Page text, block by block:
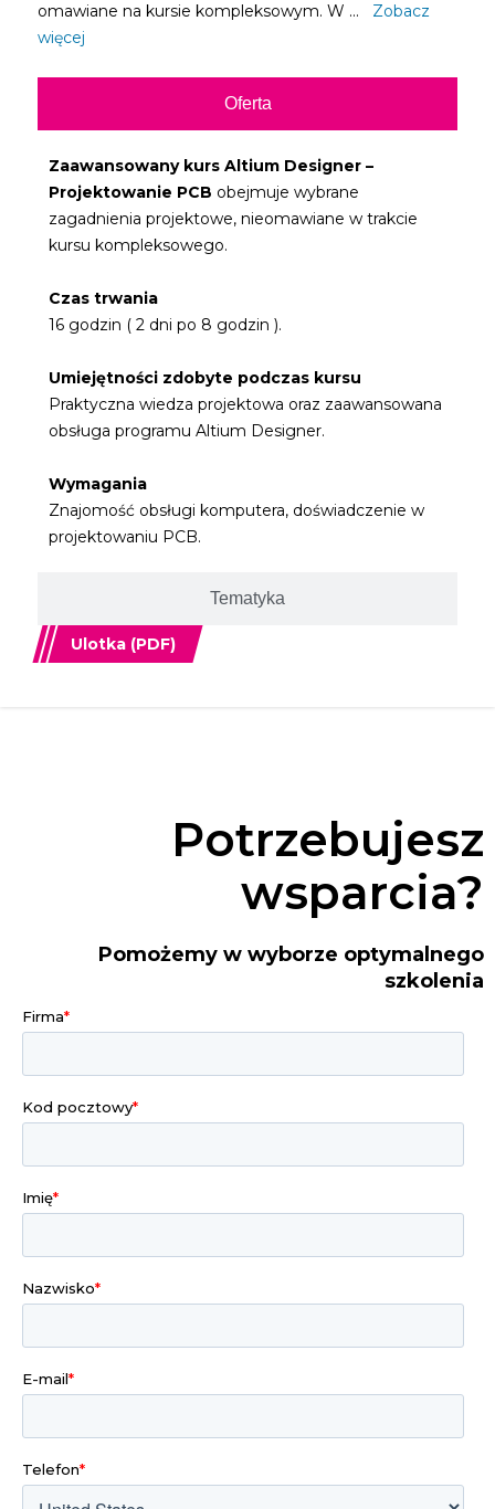
omawiane na kursie kompleksowym. W ...
Zobacz
więcej
Oferta
Tematyka
Zaawansowany kurs Altium Designer –
Projektowanie PCB obejmuje wybrane
zagadnienia projektowe, nieomawiane w trakcie
kursu kompleksowego.
Czas trwania
16 godzin ( 2 dni po 8 godzin ).
Umiejętności zdobyte podczas kursu
Praktyczna wiedza projektowa oraz zaawansowana
obsługa programu Altium Designer.
Wymagania
Znajomość obsługi komputera, doświadczenie w
projektowaniu PCB.
Ulotka (PDF)
Potrzebujesz
wsparcia?
Pomożemy w wyborze optymalnego
szkolenia